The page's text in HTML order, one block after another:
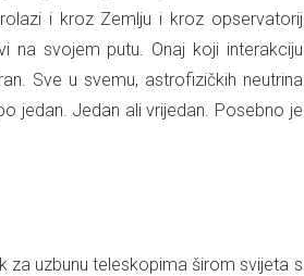
i kroz Zemlju i kroz opservatorij
na svojem putu. Onaj koji interakciju
Sve u svemu, astrofizičkih neutrina
jedan. Jedan ali vrijedan. Posebno je
za uzbunu teleskopima širom svijeta s